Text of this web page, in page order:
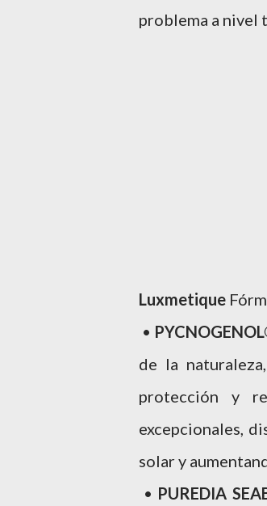
problema a nivel
Luxmetique
•
de la
protección y
excepcionales,
solar y
• PUREDIA